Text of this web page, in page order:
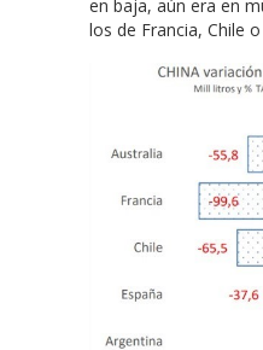
en baja, aún era en
los de Francia, Chile o